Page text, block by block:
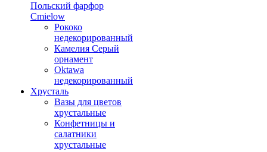
Польский фарфор
Сmielow
Рококо
недекорированный
Камелия Серый
орнамент
Oktawa
недекорированный
Хрусталь
Вазы для цветов
хрустальные
Конфетницы и
салатники
хрустальные